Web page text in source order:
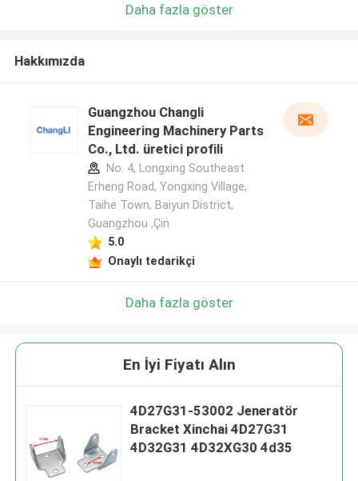
Daha fazla göster
Hakkımızda
Guangzhou Changli
Engineering Machinery Parts
Co., Ltd. üretici profili
No. 4, Longxing Southeast
Erheng Road, Yongxing Village,
Taihe Town, Baiyun District,
Guangzhou ,Çin
5.0
Onaylı tedarikçi
Daha fazla göster
En İyi Fiyatı Alın
4D27G31-53002 Jeneratör
Bracket Xinchai 4D27G31
4D32G31 4D32XG30 4d35